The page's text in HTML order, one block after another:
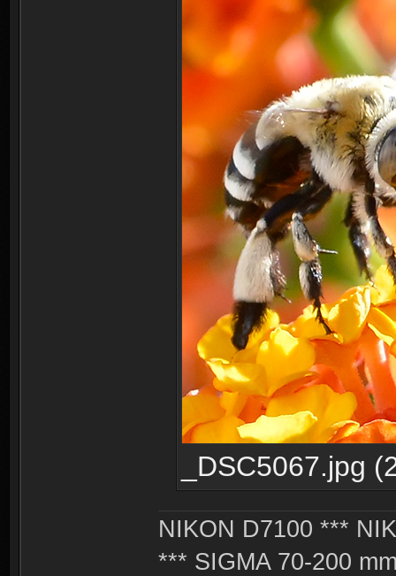
_DSC5067.jpg
NIKON D7100 ***
*** SIGMA 70-200